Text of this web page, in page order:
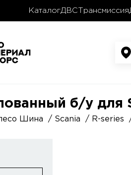
КаталогДВС Трансмиссия
б/у для
Шина Scania R-series